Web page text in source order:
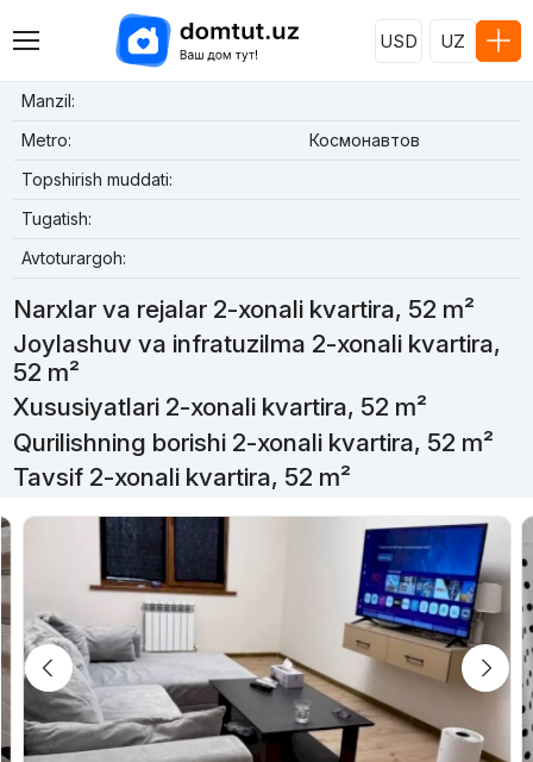
USD UZ
Manzil:
Metro:
Космонавтов
Topshirish muddati:
Tugatish:
Avtoturargoh:
Narxlar va rejalar 2-xonali kvartira, 52 m²
Joylashuv va infratuzilma 2-xonali kvartira,
52 m²
Xususiyatlari 2-xonali kvartira, 52 m²
Qurilishning borishi 2-xonali kvartira, 52 m²
Tavsif 2-xonali kvartira, 52 m²